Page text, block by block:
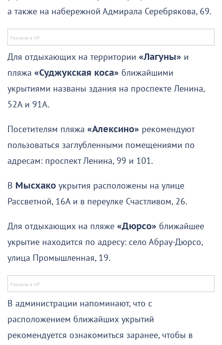
а также на набережной Адмирала Серебрякова, 69.
Для отдыхающих на территории «Лагуны» и
пляжа «Суджукская коса» ближайшими
укрытиями названы здания на проспекте Ленина,
52А и 91А.
Посетителям пляжа «Алексино» рекомендуют
пользоваться заглубленными помещениями по
адресам: проспект Ленина, 99 и 101.
В Мысхако укрытия расположены на улице
Рассветной, 16А и в переулке Счастливом, 26.
Для отдыхающих на пляже «Дюрсо» ближайшее
укрытие находится по адресу: село Абрау-Дюрсо,
улица Промышленная, 19.
В администрации напоминают, что с
расположением ближайших укрытий
рекомендуется ознакомиться заранее, чтобы в